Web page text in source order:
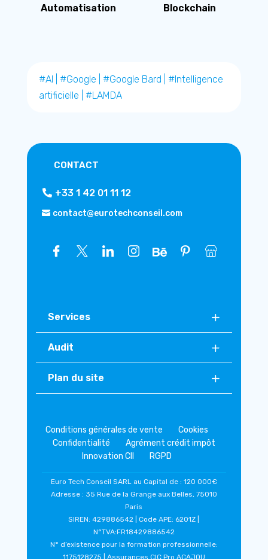
Automatisation Blockchain
#AI #Google #Google Bard
#Intelligence
artificielle
#LAMDA
CONTACT
+33 1 42 01 11 12
contact@eurotechconseil.com
Services
Audit
Plan du site
Conditions générales de vente
Cookies
Confidentialité
Agrément crédit impôt
Innovation CII
RGPD
Euro Tech Conseil SARL au Capital de : 120 000€
Adresse : 35 Rue de la Grange aux Belles, 75010
Paris
SIREN: 429886542 | Code APE: 6201Z |
N°TVA:FR18429886542
N° d’existence pour la formation professionnelle:
1175128275 | Assurances CIC Pro ACAJOU